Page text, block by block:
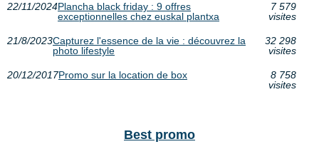
22/11/2024Plancha black friday : 9 offres
exceptionnelles chez euskal plantxa
7 579
visites
21/8/2023Capturez l'essence de la vie : découvrez la
photo lifestyle
32 298
visites
20/12/2017Promo sur la location de box
8 758
visites
Best promo